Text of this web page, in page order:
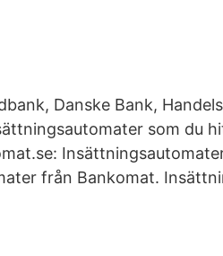
Danske Bank,
som du
från Bankomat.